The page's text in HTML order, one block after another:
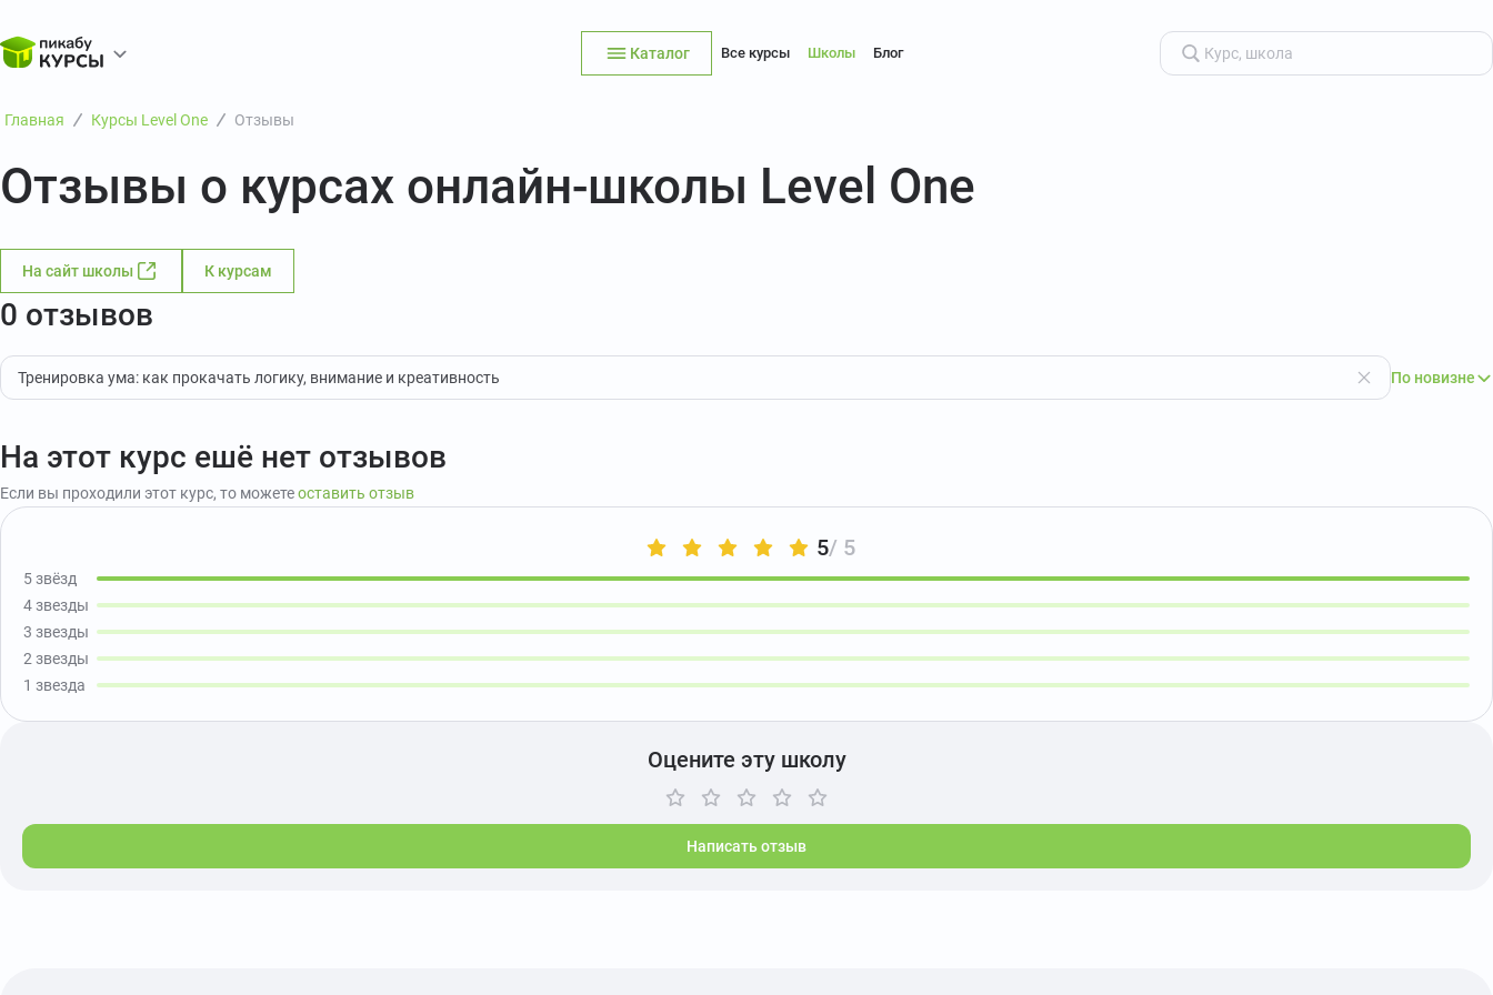
Каталог Все курсы Школы Блог
Главная Курсы Level One Отзывы
Отзывы о курсах онлайн-школы Level One
На сайт школы К курсам
0 отзывов
Тренировка ума: как прокачать логику, внимание и креативность По новизне
На этот курс ешё нет отзывов
Если вы проходили этот курс, то можетеоставить отзыв
5/ 5
5 звёзд
4 звезды
3 звезды
2 звезды
1 звезда
Оцените эту школу
Написать отзыв